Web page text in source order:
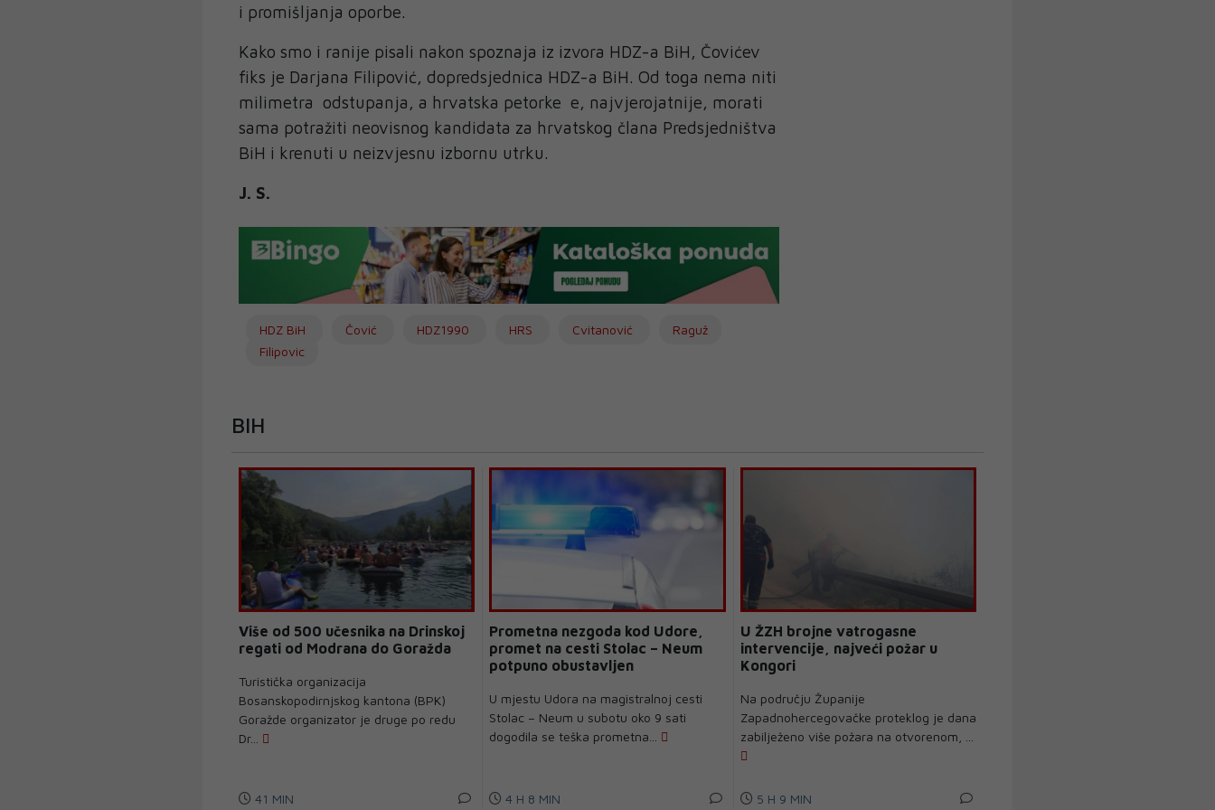
i promišljanja oporbe.
Kako smo i ranije pisali nakon spoznaja iz izvora HDZ-a BiH, Čovićev
fiks je Darjana Filipović, dopredsjednica HDZ-a BiH. Od toga nema niti
milimetra odstupanja, a hrvatska petorke e, najvjerojatnije, morati
sama potražiti neovisnog kandidata za hrvatskog člana Predsjedništva
BiH i krenuti u neizvjesnu izbornu utrku.
J. S.
HDZ BiH Čović HDZ1990 HRS Cvitanović
Raguž
Filipovic
BIH
Više od 500 učesnika na Drinskoj
regati od Modrana do Goražda
Turistička organizacija
Bosanskopodirnjskog kantona (BPK)
Goražde organizator je druge po redu
Dr...
41 MIN
Prometna nezgoda kod Udore,
promet na cesti Stolac – Neum
potpuno obustavljen
U mjestu Udora na magistralnoj cesti
Stolac – Neum u subotu oko 9 sati
dogodila se teška prometna...
4 H 8 MIN
U ŽZH brojne vatrogasne
intervencije, najveći požar u
Kongori
Na području Županije
Zapadnohercegovačke proteklog je dana
zabilježeno više požara na otvorenom, ...
5 H 9 MIN